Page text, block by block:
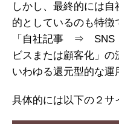
しかし、最終的には
的としているのも特徴
「自社記事 ⇒
ビスまたは顧客化」の
いわゆる還元型的な運
具体的には以下の２サ